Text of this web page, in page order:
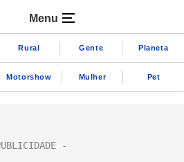
Menu
Rural Gente Planeta
Motorshow Mulher Pet